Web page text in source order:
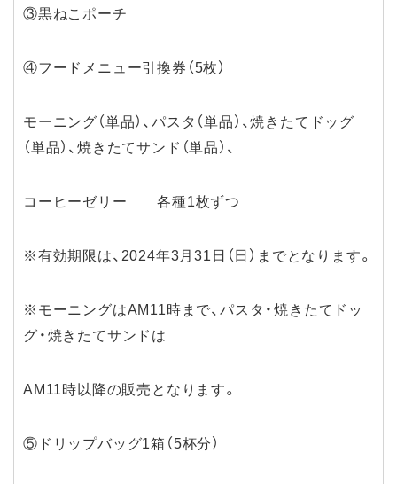
③黒ねこポーチ
④フードメニュー引換券（5枚）
モーニング（単品）、パスタ（単品）、焼きたてドッグ
（単品）、焼きたてサンド（単品）、
コーヒーゼリー 各種1枚ずつ
※有効期限は、2024年3月31日（日）までとなります。
※モーニングはAM11時まで、パスタ・焼きたてドッ
グ・焼きたてサンドは
AM11時以降の販売となります。
⑤ドリップバッグ1箱（5杯分）